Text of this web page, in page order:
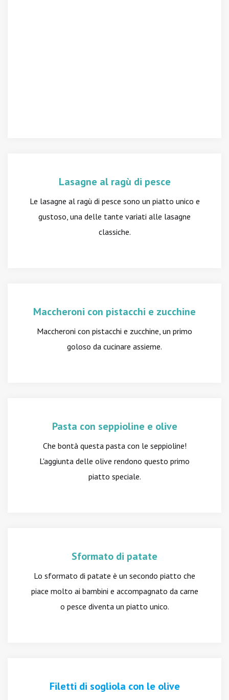
Lasagne al ragù di pesce
Le lasagne al ragù di pesce sono un piatto unico e
gustoso, una delle tante variati alle lasagne
classiche.
Maccheroni con pistacchi e zucchine
Maccheroni con pistacchi e zucchine, un primo
goloso da cucinare assieme.
Pasta con seppioline e olive
Che bontà questa pasta con le seppioline!
L'aggiunta delle olive rendono questo primo
piatto speciale.
Sformato di patate
Lo sformato di patate è un secondo piatto che
piace molto ai bambini e accompagnato da carne
o pesce diventa un piatto unico.
Filetti di sogliola con le olive